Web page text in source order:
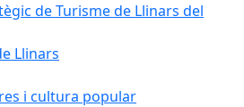
de Turisme de Llinars del
Llinars
i cultura popular